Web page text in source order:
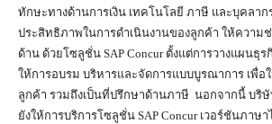
ทักษะทางด้านการเงิน เทคโนโลยี ภาษี และบุคลาก
ประสิทธิภาพในการดำเนินงานของลูกค้า ให้ความ
ด้าน ด้วยโซลูชั่น SAP Concur ตั้งแต่การวางแผนธุ
ให้การอบรม บริหารและจัดการแบบบูรณาการ เพื่อ
ลูกค้า รวมถึงเป็นที่ปรึกษาด้านภาษี นอกจากนี้ บริ
ยังให้การบริการโซลูชั่น SAP Concur เวอร์ชันภาษ